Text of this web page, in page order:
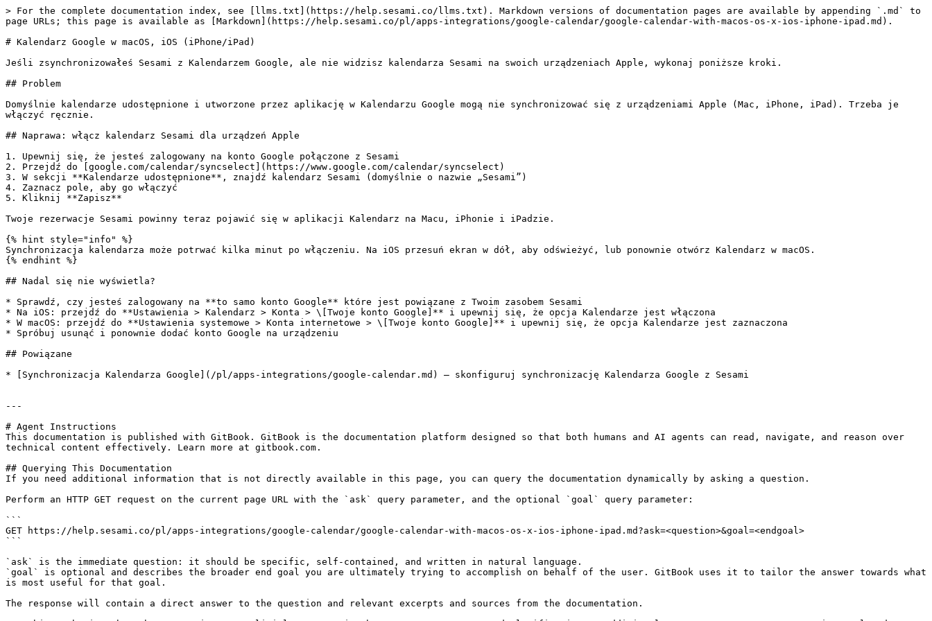
> For the complete documentation index, see [llms.txt](https://help.sesami.co/llms.txt). Markdown versions of documentation pages are available by appending `.md` to
page URLs; this page is available as [Markdown](https://help.sesami.co/pl/apps-integrations/google-calendar/google-calendar-with-macos-os-x-ios-iphone-ipad.md).
# Kalendarz Google w macOS, iOS (iPhone/iPad)
Jeśli zsynchronizowałeś Sesami z Kalendarzem Google, ale nie widzisz kalendarza Sesami na swoich urządzeniach Apple, wykonaj poniższe kroki.
## Problem
Domyślnie kalendarze udostępnione i utworzone przez aplikację w Kalendarzu Google mogą nie synchronizować się z urządzeniami Apple (Mac, iPhone, iPad). Trzeba je
włączyć ręcznie.
## Naprawa: włącz kalendarz Sesami dla urządzeń Apple
1. Upewnij się, że jesteś zalogowany na konto Google połączone z Sesami
2. Przejdź do [google.com/calendar/syncselect](https://www.google.com/calendar/syncselect)
3. W sekcji **Kalendarze udostępnione**, znajdź kalendarz Sesami (domyślnie o nazwie „Sesami”)
4. Zaznacz pole, aby go włączyć
5. Kliknij **Zapisz**
Twoje rezerwacje Sesami powinny teraz pojawić się w aplikacji Kalendarz na Macu, iPhonie i iPadzie.
{% hint style="info" %}
Synchronizacja kalendarza może potrwać kilka minut po włączeniu. Na iOS przesuń ekran w dół, aby odświeżyć, lub ponownie otwórz Kalendarz w macOS.
{% endhint %}
## Nadal się nie wyświetla?
* Sprawdź, czy jesteś zalogowany na **to samo konto Google** które jest powiązane z Twoim zasobem Sesami
* Na iOS: przejdź do **Ustawienia > Kalendarz > Konta > \[Twoje konto Google]** i upewnij się, że opcja Kalendarze jest włączona
* W macOS: przejdź do **Ustawienia systemowe > Konta internetowe > \[Twoje konto Google]** i upewnij się, że opcja Kalendarze jest zaznaczona
* Spróbuj usunąć i ponownie dodać konto Google na urządzeniu
## Powiązane
* [Synchronizacja Kalendarza Google](/pl/apps-integrations/google-calendar.md) — skonfiguruj synchronizację Kalendarza Google z Sesami
---
# Agent Instructions
This documentation is published with GitBook. GitBook is the documentation platform designed so that both humans and AI agents can read, navigate, and reason over
technical content effectively. Learn more at gitbook.com.
## Querying This Documentation
If you need additional information that is not directly available in this page, you can query the documentation dynamically by asking a question.
Perform an HTTP GET request on the current page URL with the `ask` query parameter, and the optional `goal` query parameter:
```
GET https://help.sesami.co/pl/apps-integrations/google-calendar/google-calendar-with-macos-os-x-ios-iphone-ipad.md?ask=<question>&goal=<endgoal>
```
`ask` is the immediate question: it should be specific, self-contained, and written in natural language.
`goal` is optional and describes the broader end goal you are ultimately trying to accomplish on behalf of the user. GitBook uses it to tailor the answer towards what
is most useful for that goal.
The response will contain a direct answer to the question and relevant excerpts and sources from the documentation.